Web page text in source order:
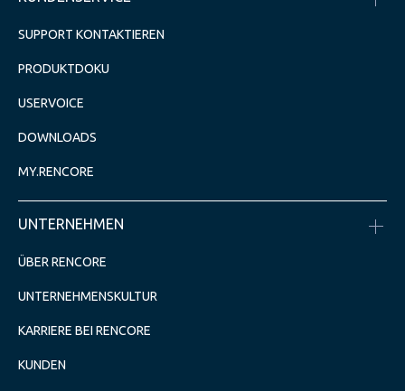
SUPPORT KONTAKTIEREN
PRODUKTDOKU
USERVOICE
DOWNLOADS
MY.RENCORE
UNTERNEHMEN
ÜBER RENCORE
UNTERNEHMENSKULTUR
KARRIERE BEI RENCORE
KUNDEN